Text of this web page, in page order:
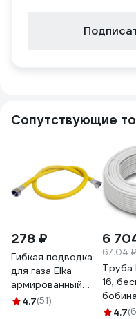
Сопутствующие
278 ₽
Гибкая подводка
для газа Elka
армированный
ПВХ 1/2" в/в, 200
4.7(51)
6
67.04
Труба
16,
4.7